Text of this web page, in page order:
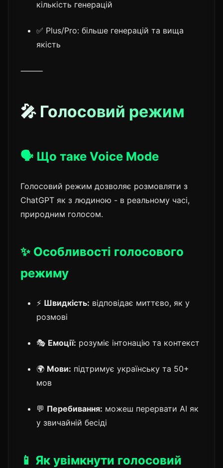
кількість генерацій
✅ Plus/Pro: більше генерацій та вища
якість
⸻
🎤 Голосовий режим
🗣️ Що таке Voice Mode
Голосовий режим дозволяє розмовляти з
ChatGPT як з людиною - в реальному часі,
природним голосом.
✨ Особливості голосового
режиму
⚡ Швидкість: відповідає миттєво, як у
розмові
🎭 Емоції: розуміє інтонацію та контекст
🌍 Мови: підтримує українську та 50+
мов
💬 Перебивання: можеш перервати AI як
у звичайній бесіді
📱 Як увімкнути голосовий